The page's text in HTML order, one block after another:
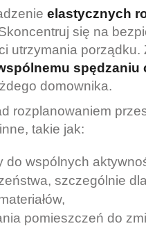
elastycznych
się na
utrzymania porządku.
spędzaniu
domownika.
rozplanowaniem
takie jak:
do wspólnych
szczególnie
pomieszczeń do